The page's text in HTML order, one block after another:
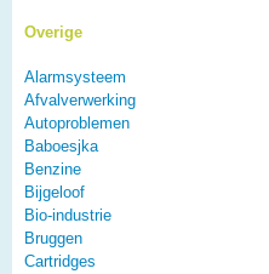
Overige
Alarmsysteem
Afvalverwerking
Autoproblemen
Baboesjka
Benzine
Bijgeloof
Bio-industrie
Bruggen
Cartridges